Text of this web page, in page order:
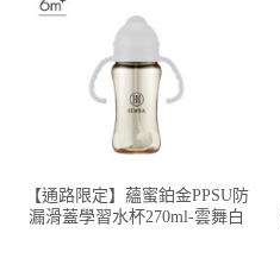
【通路限定】蘊蜜鉑金PPSU防
漏滑蓋學習水杯270ml-雲舞白